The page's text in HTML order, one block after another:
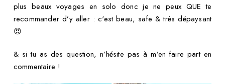
plus beaux voyages en solo donc je ne peux QUE te
recommander d’y aller : c'est beau, safe & très dépaysant
😍
& si tu as des question, n’hésite pas à m’en faire part en
commentaire !